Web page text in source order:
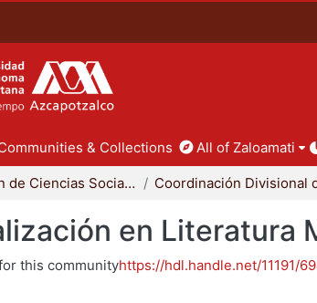
& Collections All of Zaloamati
División de Ciencias Sociales y Humanidades
en Literatura
this communityhttps://hdl.handle.net/11191/